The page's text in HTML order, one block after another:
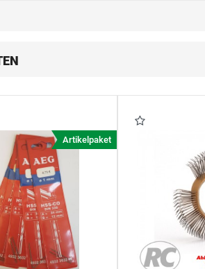
Artikelpaket